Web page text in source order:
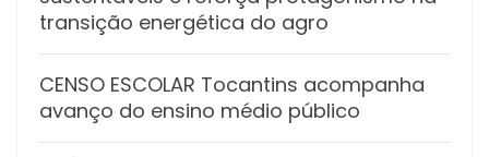
transição energética do agro
CENSO ESCOLAR Tocantins acompanha
avanço do ensino médio público